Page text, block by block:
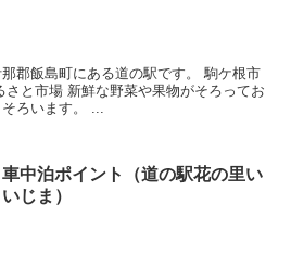
郡飯島町にある道の駅です。 駒ケ根市
と市場 新鮮な野菜や果物がそろってお
ろいます。 ...
車中泊ポイント（道の駅花の里い
いじま）